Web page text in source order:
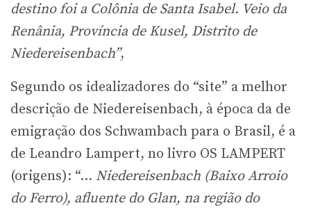
destino foi a Colônia de Santa Isabel. Veio da
Renânia, Província de Kusel, Distrito de
Niedereisenbach”,
Segundo os idealizadores do “site” a melhor
descrição de Niedereisenbach, à época da de
emigração dos Schwambach para o Brasil, é a
de Leandro Lampert, no livro OS LAMPERT
(origens): “… Niedereisenbach (Baixo Arroio
do Ferro), afluente do Glan, na região do